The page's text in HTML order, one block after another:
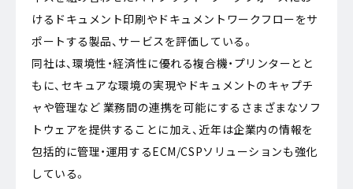
けるドキュメント印刷やドキュメントワークフローをサ
ポートする製品、サービスを評価している。
同社は、環境性・経済性に優れる複合機・プリンターとと
もに、セキュアな環境の実現やドキュメントのキャプチ
ャや管理など 業務間の連携を可能にするさまざまなソフ
トウェアを提供することに加え、近年は企業内の情報を
包括的に管理・運用するECM/CSPソリューションも強化
している。